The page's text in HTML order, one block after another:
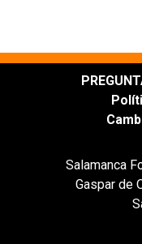
Salamanca
Gaspar de